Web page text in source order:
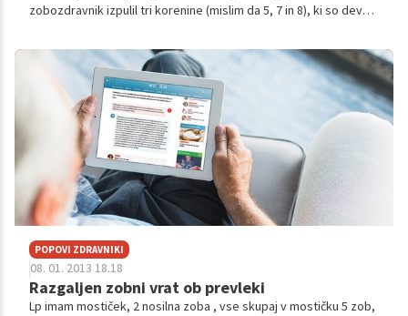
zobozdravnik izpulil tri korenine (mislim da 5, 7 in 8), ki so devet
mo...
POPOVI ZDRAVNIKI
08. 01. 2013 18.18
Razgaljen zobni vrat ob prevleki
Lp imam mostiček, 2 nosilna zoba , vse skupaj v mostičku 5 zob,